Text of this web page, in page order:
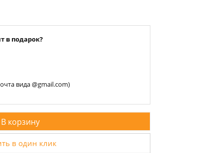
в подарок?
вида @gmail.com)
В корзину
в один клик